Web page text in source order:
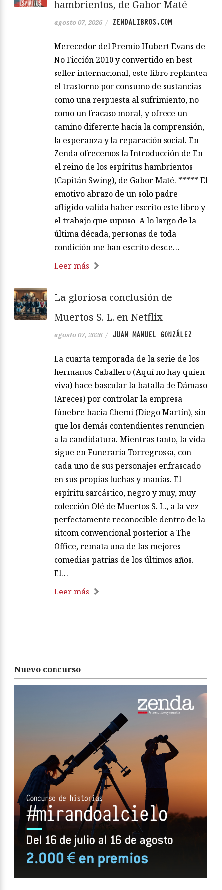
hambrientos, de Gabor Maté
agosto 07, 2026 / ZENDALIBROS.COM
Merecedor del Premio Hubert Evans de
No Ficción 2010 y convertido en best
seller internacional, este libro replantea
el trastorno por consumo de sustancias
como una respuesta al sufrimiento, no
como un fracaso moral, y ofrece un
camino diferente hacia la comprensión,
la esperanza y la reparación social. En
Zenda ofrecemos la Introducción de En
el reino de los espíritus hambrientos
(Capitán Swing), de Gabor Maté. ***** El
emotivo abrazo de un solo padre
afligido valida haber escrito este libro y
el trabajo que supuso. A lo largo de la
última década, personas de toda
condición me han escrito desde…
Leer más
La gloriosa conclusión de
Muertos S. L. en Netflix
agosto 07, 2026 / JUAN MANUEL GONZÁLEZ
La cuarta temporada de la serie de los
hermanos Caballero (Aquí no hay quien
viva) hace bascular la batalla de Dámaso
(Areces) por controlar la empresa
fúnebre hacia Chemi (Diego Martín), sin
que los demás contendientes renuncien
a la candidatura. Mientras tanto, la vida
sigue en Funeraria Torregrossa, con
cada uno de sus personajes enfrascado
en sus propias luchas y manías. El
espíritu sarcástico, negro y muy, muy
colección Olé de Muertos S. L., a la vez
perfectamente reconocible dentro de la
sitcom convencional posterior a The
Office, remata una de las mejores
comedias patrias de los últimos años.
El…
Leer más
Nuevo concurso